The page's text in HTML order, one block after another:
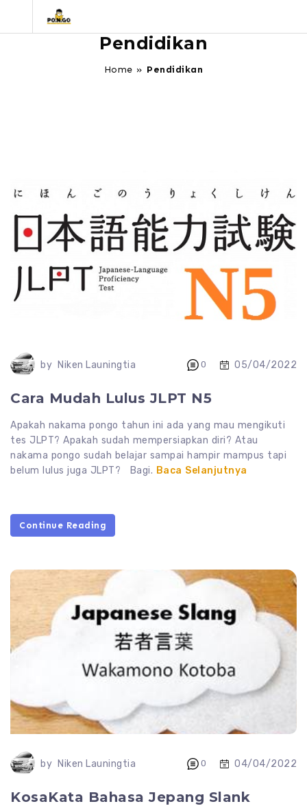
Pendidikan
Home » Pendidikan
by Niken Launingtia 0 05/04/2022
Cara Mudah Lulus JLPT N5
Apakah nakama pongo tahun ini ada yang mau mengikuti
tes JLPT? Apakah sudah mempersiapkan diri? Atau
nakama pongo sudah belajar sampai hampir mampus tapi
belum lulus juga JLPT? Bagi. Baca Selanjutnya
Continue Reading
by Niken Launingtia 0 04/04/2022
KosaKata Bahasa Jepang Slank